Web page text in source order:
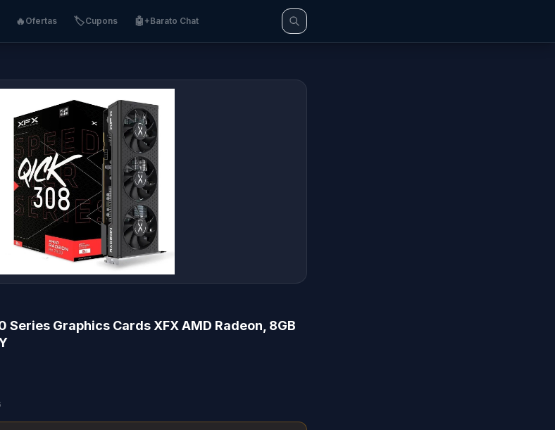
🔥 Ofertas 🏷️Cupons 🤖+Barato Chat
Series Graphics Cards XFX AMD Radeon, 8GB